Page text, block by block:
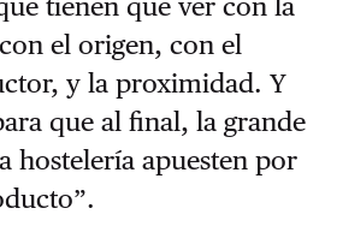
el origen, con el
y la proximidad. Y
que al final, la grande
hostelería apuesten por